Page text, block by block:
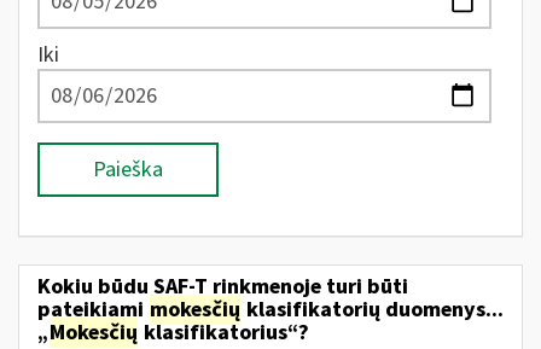
Iki
Paieška
Kokiu būdu SAF-T rinkmenoje turi būti
pateikiami mokesčių klasifikatorių duomenys...
„Mokesčių klasifikatorius“?